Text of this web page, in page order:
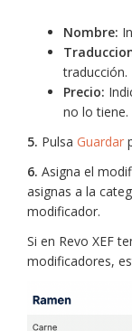
Nombre:
traducción.
Precio:
no lo tiene.
5. Pulsa Guardar
6. Asigna el
asignas a la
modificador.
Si en Revo XEF
modificadores,